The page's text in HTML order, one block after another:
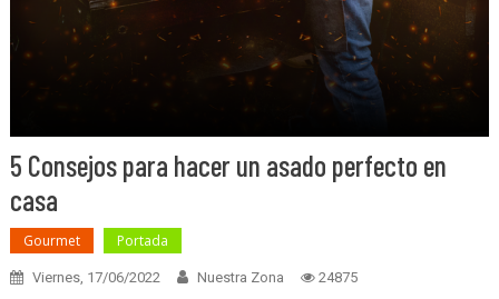
5 Consejos para hacer un asado perfecto en
casa
Gourmet Portada
Viernes, 17/06/2022 Nuestra Zona 24875